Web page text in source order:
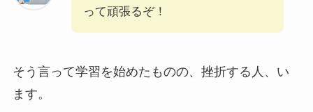
って頑張るぞ！
そう言って学習を始めたものの、挫折する人、い
ます。